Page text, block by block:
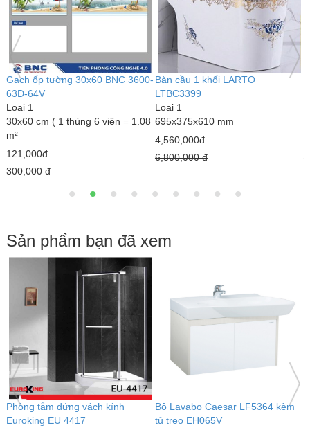
Bàn cầu 1 khối kim cương
LARTO LTBC3339
Loại 1
690 x 375 x 820 mm
3,000,000đ
4,300,000 đ
Bàn cầu 1 khối LARTO
LTBC3389
Loại 1
770 x 500 x 680 mm
5,020,000đ
7,890,000 đ
Sản phẩm bạn đã xem
Bộ Lavabo Caesar LF5362 kèm
tủ treo EH065V
Phòng tắm đứng vách kính
Euroking EU 4006